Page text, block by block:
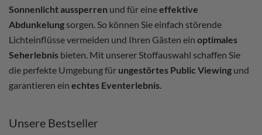
Sonnenlicht aussperren und für eineeffektive
Abdunkelung sorgen. So können Sie einfach störende
Lichteinflüsse vermeiden und Ihren Gästen ein optimales
Seherlebnis bieten. Mit unserer Stoffauswahl schaffen Sie
die perfekte Umgebung für ungestörtes Public Viewing und
garantieren ein echtes Eventerlebnis.
Unsere Bestseller